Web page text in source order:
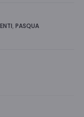
, PASQUA